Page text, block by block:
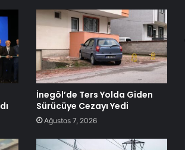
İnegöl’de Ters Yolda Giden
Sürücüye Cezayı Yedi
Ağustos 7, 2026